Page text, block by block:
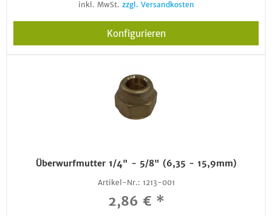
inkl. MwSt. zzgl. Versandkosten
Konfigurieren
Überwurfmutter 1/4" - 5/8" (6,35 - 15,9mm)
Artikel-Nr.: 1213-001
2,86 € *